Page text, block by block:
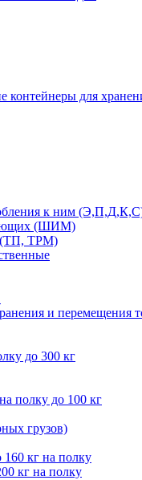
контейнеры для
к ним
(ШИМ)
(ТП, ТРМ)
и перемещения
до 300 кг
полку до 100 кг
грузов)
кг на полку
кг на полку